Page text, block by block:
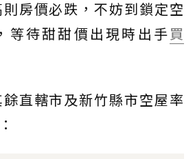
房價必跌，不妨到鎖定空
等待甜甜價出現時出手買
直轄市及新竹縣市空屋率